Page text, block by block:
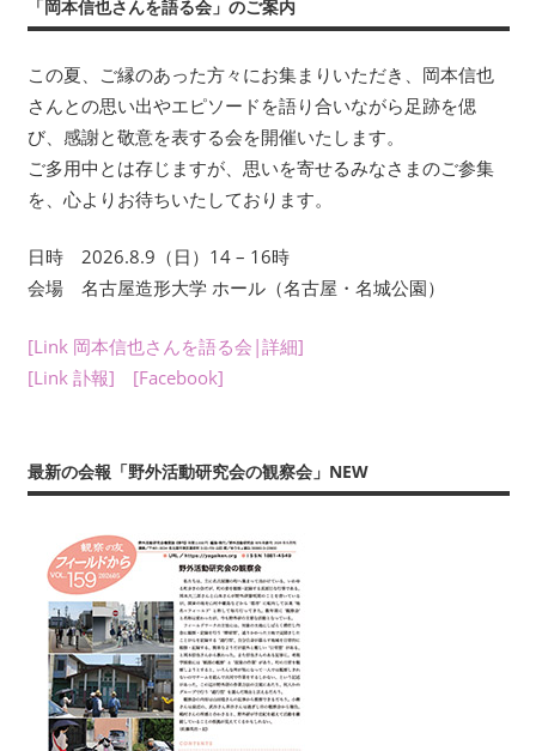
研
は、
年
数
回
刊
行
す
る
会
『フ
ィ
ド
観
察
の
友』
や
書
籍、
「岡本信也さんを語る会」のご案内
この夏、ご縁のあった方々にお集まりいただき、岡本信也
さんとの思い出やエピソードを語り合いながら足跡を偲
び、感謝と敬意を表する会を開催いたします。
ご多用中とは存じますが、思いを寄せるみなさまのご参集
を、心よりお待ちいたしております。
日時 2026.8.9（日）14 – 16時
会場 名古屋造形大学 ホール（名古屋・名城公園）
[Link 岡本信也さんを語る会|詳細]
[Link 訃報]
[Facebook]
最新の会報「野外活動研究会の観察会」NEW